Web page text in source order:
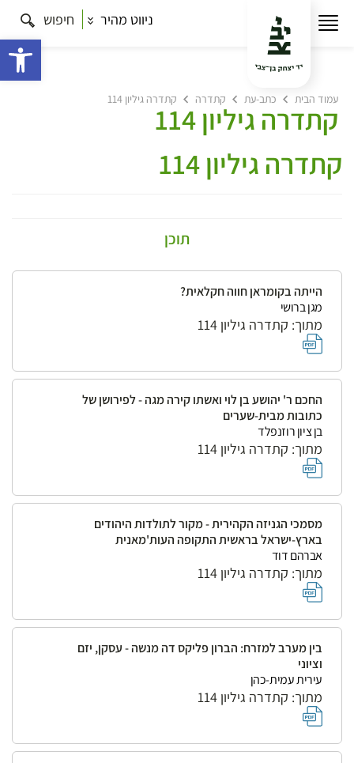
ניווט מהיר חיפוש
עמוד הבית כתב-עת קתדרה קתדרה גיליון 114
קתדרה גיליון 114
קתדרה גיליון 114
תוכן
הייתה בקומראן חווה חקלאית?
מגן ברושי
מתוך: קתדרה גיליון 114
החכם ר' יהושע בן לוי ואשתו קירה מגה - לפירושן של
כתובות מבית-שערים
בן ציון רוזנפלד
מתוך: קתדרה גיליון 114
מסמכי הגניזה הקהירית - מקור לתולדות היהודים
בארץ-ישראל בראשית התקופה העות'מאנית
אברהם דוד
מתוך: קתדרה גיליון 114
בין מערב למזרח: הברון פליקס דה מנשה - עסקן, יזם
וציוני
עירית עמית-כהן
מתוך: קתדרה גיליון 114